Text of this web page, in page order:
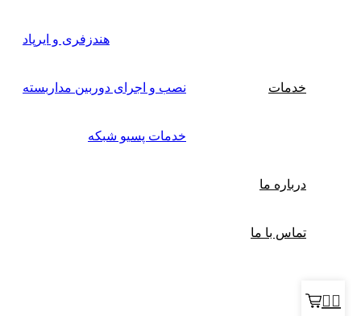
هندزفری و ایرپاد
خدمات نصب و اجرای دوربین مداربسته
خدمات پسیو شبکه
درباره ما
تماس با ما